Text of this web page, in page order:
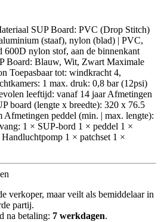
SUP Board: PVC (Drop Stitch)
(staaf), nylon (blad) | PVC,
nylon stof, aan de binnenkant
Board: Blauw, Wit, Zwart Maximale
Toepasbaar tot: windkracht 4,
1 max. druk: 0,8 bar (12psi)
leeftijd: vanaf 14 jaar Afmetingen
board (lengte x breedte): 320 x 76.5
Afmetingen peddel (min. | max. lengte):
1 × SUP-bord 1 × peddel 1 ×
1 × patchset 1 ×
verkoper, maar veilt als bemiddelaar in
partij.
na betaling: 7 werkdagen.